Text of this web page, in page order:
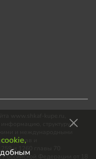
cookie,
структуру и
прав и
и 1260 главы 70
Федерации от 18